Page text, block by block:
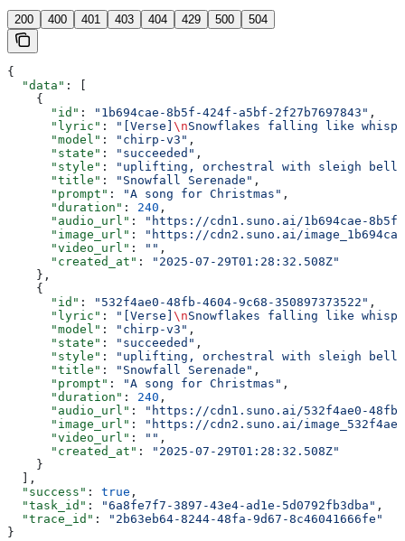
200 400 401 403 404 429 500 504
{
  "data"
: [
    {
      "id"
: "1b694cae-8b5f-424f-a5bf-2f27b7697843" ,
      "lyric"
: "[Verse] \nSnowflakes falling like
      "model"
: "chirp-v3" ,
      "state"
: "succeeded" ,
      "style"
:
"uplifting, orchestral with sleigh bells
      "title"
: "Snowfall Serenade" ,
      "prompt"
: "A song for Christmas" ,
      "duration"
: 240 ,
      "audio_url"
:
"https://cdn1.suno.ai/1b694cae-8b5f-
      "image_url"
:
"https://cdn2.suno.ai/
      "video_url"
: "" ,
      "created_at"
:
"2025-07-29T01:28:32.508Z"
    },
    {
      "id"
: "532f4ae0-48fb-4604-9c68-350897373522" ,
      "lyric"
: "[Verse] \nSnowflakes falling like
      "model"
: "chirp-v3" ,
      "state"
: "succeeded" ,
      "style"
:
"uplifting, orchestral with sleigh bells
      "title"
: "Snowfall Serenade" ,
      "prompt"
: "A song for Christmas" ,
      "duration"
: 240 ,
      "audio_url"
:
"https://cdn1.suno.ai/532f4ae0-48fb-
      "image_url"
:
"https://cdn2.suno.ai/
      "video_url"
: "" ,
      "created_at"
:
"2025-07-29T01:28:32.508Z"
    }
  ],
  "success"
: true ,
  "task_id"
: "6a8fe7f7-3897-43e4-ad1e-5d0792fb3dba" ,
  "trace_id"
:
"2b63eb64-8244-48fa-9d67-8c46041666fe"
}